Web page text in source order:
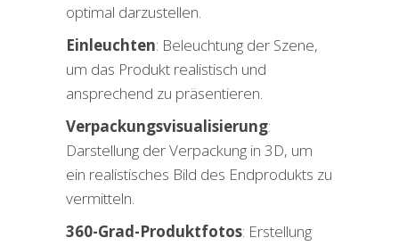
optimal darzustellen.
Einleuchten: Beleuchtung der Szene,
um das Produkt realistisch und
ansprechend zu präsentieren.
Verpackungsvisualisierung:
Darstellung der Verpackung in 3D, um
ein realistisches Bild des Endprodukts zu
vermitteln.
360-Grad-Produktfotos: Erstellung